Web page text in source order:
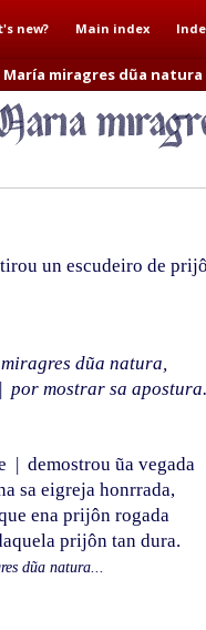
new? Main index
María miragres dũa natura
un escudeiro de
miragres dũa natura,
| por mostrar sa apostura.
| demostrou ũa vegada
sa eigreja honrrada,
ena prijôn rogada
prijôn tan dura.
dũa natura...